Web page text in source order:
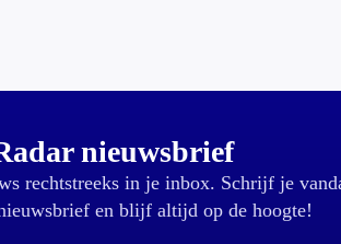
nieuwsbrief
rechtstreeks in je inbox. Schrijf je
en blijf altijd op de hoogte!